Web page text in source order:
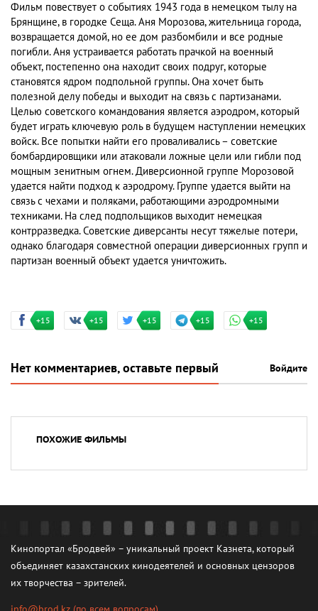
Фильм повествует о событиях 1943 года в немецком тылу на
Брянщине, в городке Сеща. Аня Морозова, жительница города,
возвращается домой, но ее дом разбомбили и все родные
погибли. Аня устраивается работать прачкой на военный
объект, постепенно она находит своих подруг, которые
становятся ядром подпольной группы. Она хочет быть
полезной делу победы и выходит на связь с партизанами.
Целью советского командования является аэродром, который
будет играть ключевую роль в будущем наступлении немецких
войск. Все попытки найти его проваливались – советские
бомбардировщики или атаковали ложные цели или гибли под
мощным зенитным огнем. Диверсионной группе Морозовой
удается найти подход к аэродрому. Группе удается выйти на
связь с чехами и поляками, работающими аэродромными
техниками. На след подпольщиков выходит немецкая
контрразведка. Советские диверсанты несут тяжелые потери,
однако благодаря совместной операции диверсионных групп и
партизан военный объект удается уничтожить.
+15 +15 +15 +15 +15
Нет комментариев, оставьте первый Войдите
ПОХОЖИЕ ФИЛЬМЫ
Кинопортал «Бродвей» – уникальный проект Казнета, который
объединяет казахстанских кинодеятелей и основных цензоров
их творчества – зрителей.